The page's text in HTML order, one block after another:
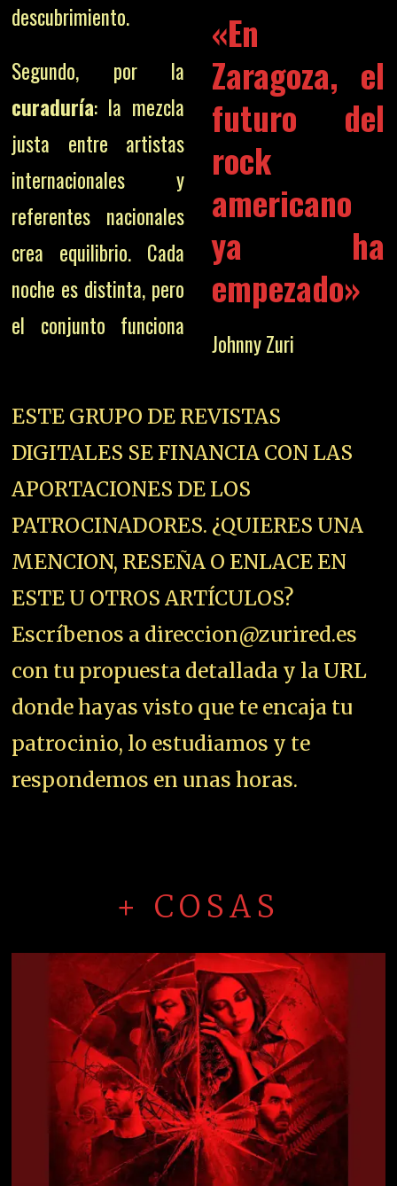
descubrimiento.
Segundo, por la
curaduría: la mezcla
justa entre artistas
internacionales y
referentes nacionales
crea equilibrio. Cada
noche es distinta, pero
el conjunto funciona
«En
Zaragoza, el
futuro del
rock
americano
ya ha
empezado»
Johnny Zuri
ESTE GRUPO DE REVISTAS
DIGITALES SE FINANCIA CON LAS
APORTACIONES DE LOS
PATROCINADORES. ¿QUIERES UNA
MENCION, RESEÑA O ENLACE EN
ESTE U OTROS ARTÍCULOS?
Escríbenos a direccion@zurired.es
con tu propuesta detallada y la URL
donde hayas visto que te encaja tu
patrocinio, lo estudiamos y te
respondemos en unas horas.
+ COSAS